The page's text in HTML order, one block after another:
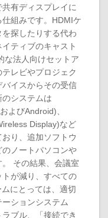
有ディスプレイに
組みです。HDMIケ
探したりする代わ
ティブのキャスト
な法人向けセットア
レビやプロジェク
イスからその受信
システムは
よびAndroid)、
Display)など
り、追加ソフトウ
ノートパソコンや
その結果、会議室
が減り、すべての
にとっては、適切
ションシステム
ブル、「接続でき